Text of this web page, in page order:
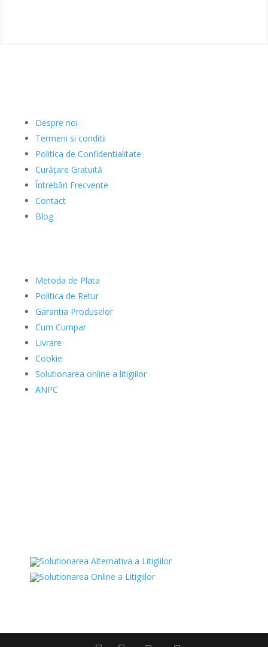
Despre noi
Termeni si conditii
Politica de Confidentialitate
Curățare Gratuită
Întrebări Frecvente
Contact
Blog
Metoda de Plata
Politica de Retur
Garantia Produselor
Cum Cumpar
Livrare
Cookie
Solutionarea online a litigiilor
ANPC